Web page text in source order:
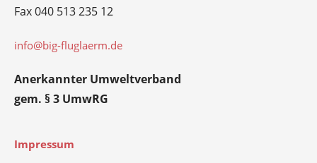
Fax 040 513 235 12
info@big-fluglaerm.de
Anerkannter Umweltverband
gem. § 3 UmwRG
Impressum